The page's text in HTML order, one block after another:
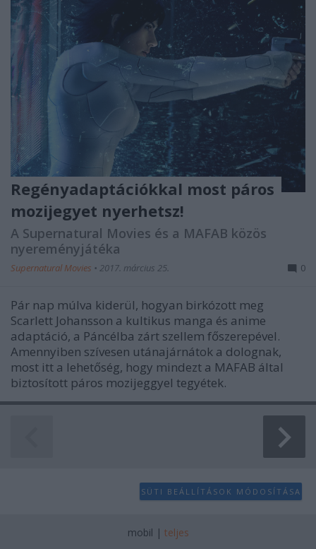
Regényadaptációkkal most páros
mozijegyet nyerhetsz!
A Supernatural Movies és a MAFAB közös
nyereményjátéka
Supernatural Movies • 2017. március 25. 0
Pár nap múlva kiderül, hogyan birkózott meg
Scarlett Johansson a kultikus manga és anime
adaptáció, a Páncélba zárt szellem főszerepével.
Amennyiben szívesen utánajárnátok a dolognak,
most itt a lehetőség, hogy mindezt a MAFAB által
biztosított páros mozijeggyel tegyétek.
SÜTI BEÁLLÍTÁSOK MÓDOSÍTÁSA
mobil | teljes